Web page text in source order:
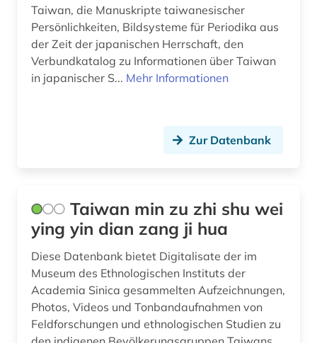
Taiwan, die Manuskripte taiwanesischer
Persönlichkeiten, Bildsysteme für Periodika aus
der Zeit der japanischen Herrschaft, den
Verbundkatalog zu Informationen über Taiwan
in japanischer S... Mehr Informationen
Zur Datenbank
Taiwan min zu zhi shu wei
ying yin dian zang ji hua
Diese Datenbank bietet Digitalisate der im
Museum des Ethnologischen Instituts der
Academia Sinica gesammelten Aufzeichnungen,
Photos, Videos und Tonbandaufnahmen von
Feldforschungen und ethnologischen Studien zu